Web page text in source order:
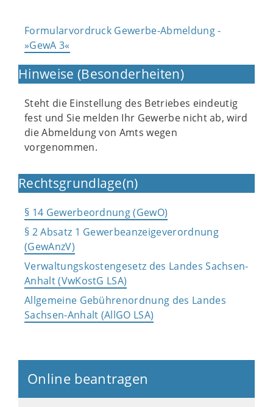
Formularvordruck Gewerbe-Abmeldung -
»GewA 3«
Hinweise (Besonderheiten)
Steht die Einstellung des Betriebes eindeutig
fest und Sie melden Ihr Gewerbe nicht ab, wird
die Abmeldung von Amts wegen
vorgenommen.
Rechtsgrundlage(n)
§ 14 Gewerbeordnung (GewO)
§ 2 Absatz 1 Gewerbeanzeigeverordnung
(GewAnzV)
Verwaltungskostengesetz des Landes Sachsen-
Anhalt (VwKostG LSA)
Allgemeine Gebührenordnung des Landes
Sachsen-Anhalt (AllGO LSA)
Online beantragen